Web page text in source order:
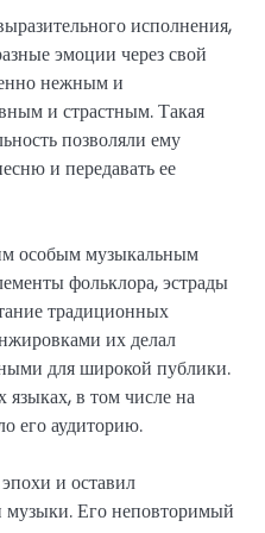
исполнения,
эмоции через свой
нежным и
и страстным. Такая
позволяли ему
и передавать ее
особым музыкальным
фольклора, эстрады
традиционных
их делал
для широкой публики.
в том числе на
его аудиторию.
и оставил
музыки. Его неповторимый